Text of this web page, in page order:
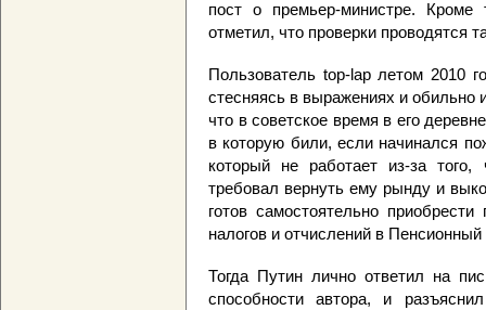
пост о премьер-министре.
отметил, что проверки проводятся
Пользователь top-lap летом 2010
стесняясь в выражениях и обильно
что в советское время в его
в которую били, если начинался
который не работает из-за
требовал вернуть ему рынду и
готов самостоятельно
налогов и отчислений в
Тогда Путин лично ответил на
способности автора, и